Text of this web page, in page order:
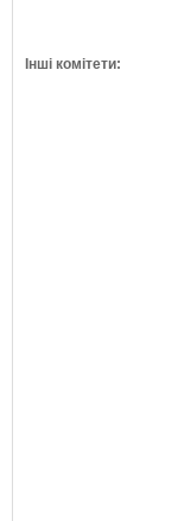
Інші комітети: